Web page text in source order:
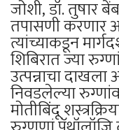
जोशी, डॉ. तुषार
तपासणी करणार
त्यांच्याकडून
शिबिरात ज्या
उत्पन्नाचा दाखला
निवडलेल्या
मोतीबिंदू